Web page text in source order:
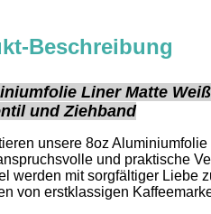
Beschreibung
Liner Matte
und Ziehband
unsere 8oz
und praktische
werden mit sorgfältiger Liebe
von erstklassigen